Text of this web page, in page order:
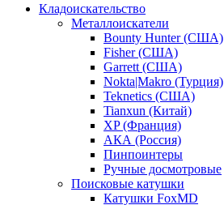
Кладоискательство
Металлоискатели
Bounty Hunter (США)
Fisher (США)
Garrett (США)
Nokta|Makro (Турция)
Teknetics (США)
Tianxun (Китай)
XP (Франция)
АКА (Россия)
Пинпоинтеры
Ручные досмотровые
Поисковые катушки
Катушки FoxMD